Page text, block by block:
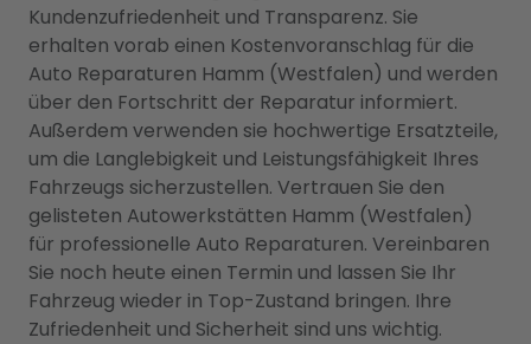
Kundenzufriedenheit und Transparenz. Sie
erhalten vorab einen Kostenvoranschlag für die
Auto Reparaturen Hamm (Westfalen) und werden
über den Fortschritt der Reparatur informiert.
Außerdem verwenden sie hochwertige Ersatzteile,
um die Langlebigkeit und Leistungsfähigkeit Ihres
Fahrzeugs sicherzustellen. Vertrauen Sie den
gelisteten Autowerkstätten Hamm (Westfalen)
für professionelle Auto Reparaturen. Vereinbaren
Sie noch heute einen Termin und lassen Sie Ihr
Fahrzeug wieder in Top-Zustand bringen. Ihre
Zufriedenheit und Sicherheit sind uns wichtig.